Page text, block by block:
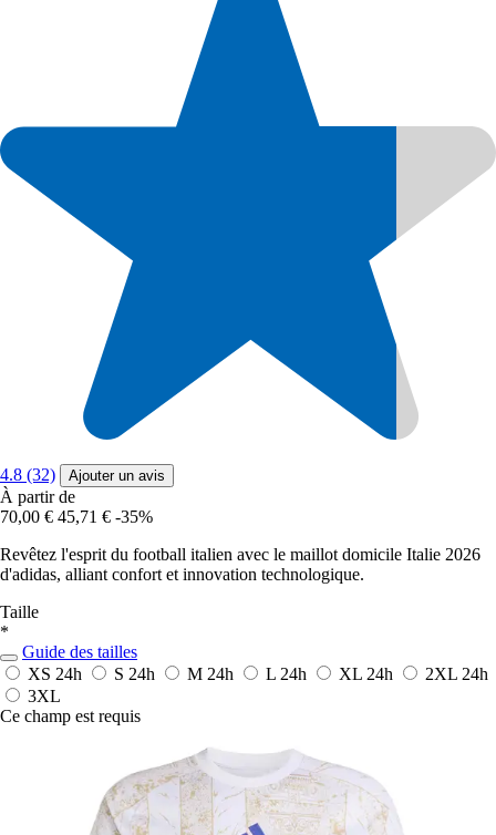
4.8 (32) Ajouter un avis
À partir de
70,00 € 45,71 € -35%
Revêtez l'esprit du football italien avec le maillot domicile Italie 2026
d'adidas, alliant confort et innovation technologique.
Taille
*
Guide des tailles
XS 24h S 24h M 24h L 24h XL 24h 2XL 24h
3XL
Ce champ est requis